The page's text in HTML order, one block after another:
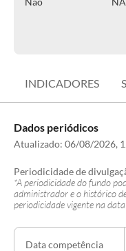
INDICADORES
Dados periódicos
Atualizado: 06/08/2026,
Periodicidade de
*A periodicidade do fundo
administrador e o histórico
periodicidade vigente na
Data competência